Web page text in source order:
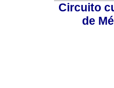
Circuito
de